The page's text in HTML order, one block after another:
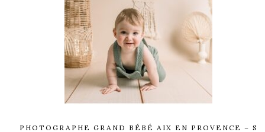
PHOTOGRAPHE GRAND BÉBÉ AIX EN PROVENCE – S